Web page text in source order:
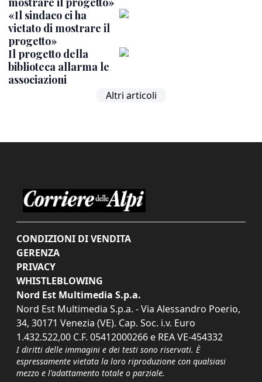
«Il sindaco ci ha
vietato di mostrare il
progetto»
Il progetto della
biblioteca allarma le
associazioni
Altri articoli
CONDIZIONI DI VENDITA
GERENZA
PRIVACY
WHISTLEBLOWING
Nord Est Multimedia S.p.a.
Nord Est Multimedia S.p.a. - Via Alessandro Poerio,
34, 30171 Venezia (VE). Cap. Soc. i.v. Euro
1.432.522,00 C.F. 05412000266 e REA VE-454332
I diritti delle immagini e dei testi sono riservati. È
espressamente vietata la loro riproduzione con qualsiasi
mezzo e l'adattamento totale o parziale.